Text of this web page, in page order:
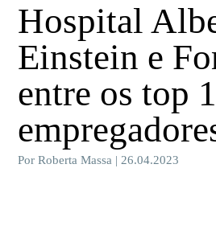
Hospital
Einstein e
entre os top
Por Roberta Massa | 26.04.2023